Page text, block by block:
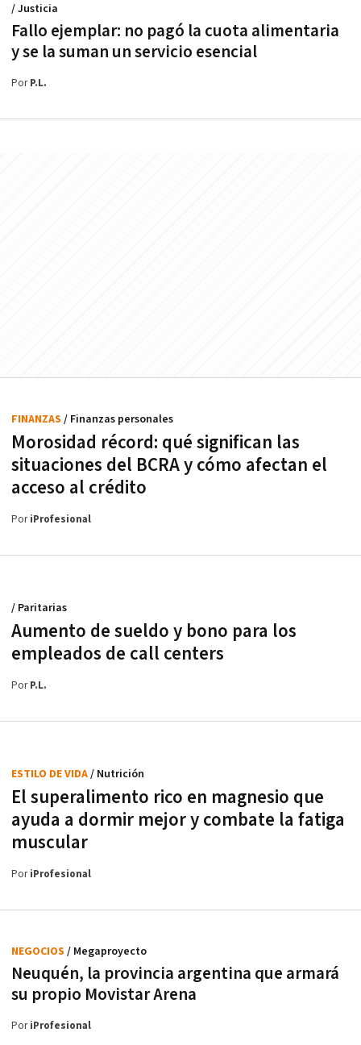
Fallo ejemplar: no pagó la cuota alimentaria
y se la suman un servicio esencial
/ Justicia
PorP.L.
Morosidad récord: qué significan las
situaciones del BCRA y cómo afectan el
acceso al crédito
FINANZAS / Finanzas personales
PoriProfesional
Aumento de sueldo y bono para los
empleados de call centers
/ Paritarias
PorP.L.
El superalimento rico en magnesio que
ayuda a dormir mejor y combate la fatiga
muscular
ESTILO DE VIDA/ Nutrición
PoriProfesional
Neuquén, la provincia argentina que armará
su propio Movistar Arena
NEGOCIOS / Megaproyecto
PoriProfesional